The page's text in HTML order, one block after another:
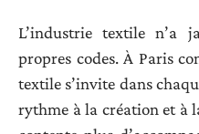
L’industrie textile n’a
propres codes. À Paris
textile s’invite dans
rythme à la création et à